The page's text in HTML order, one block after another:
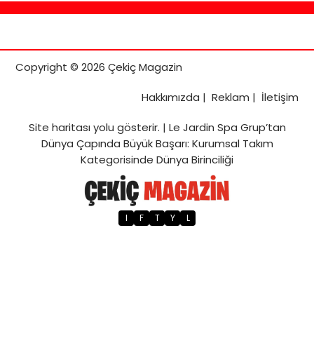
Copyright © 2026 Çekiç Magazin
Hakkımızda | Reklam | İletişim
Site haritasıyolu gösterir. | Le Jardin Spa Grup’tan
Dünya Çapında Büyük Başarı: Kurumsal Takım
Kategorisinde Dünya Birinciliği
I F T Y L